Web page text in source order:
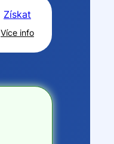
Získat
Více info